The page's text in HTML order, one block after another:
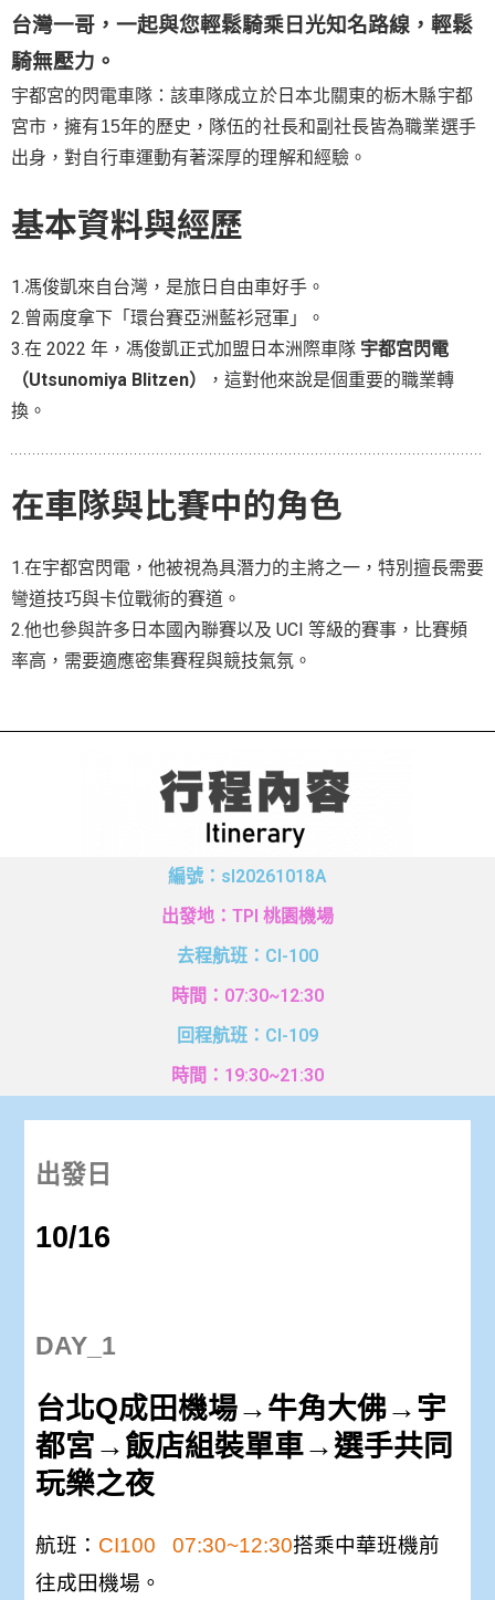
台灣一哥，一起與您輕鬆騎乘日光知名路線，輕鬆
騎無壓力。
宇都宮的閃電車隊： 該車隊成立於日本北關東的栃木縣宇都
宮市，擁有15年的歷史， 隊伍的社長和副社長皆為職業選手
出身，對自行車運動有著深厚的理解和經驗。
基本資料與經歷
1.馮俊凱來自台灣，是旅日自由車好手。
2.曾兩度拿下「環台賽亞洲藍衫冠軍」。
3.在 2022 年，馮俊凱正式加盟日本洲際車隊 宇都宮閃電
（Utsunomiya Blitzen）
，這對他來說是個重要的職業轉
換。
在車隊與比賽中的角色
1.在宇都宮閃電，他被視為具潛力的主將之一，特別擅長需要
彎道技巧與卡位戰術的賽道。
2.他也參與許多日本國內聯賽以及 UCI 等級的賽事，比賽頻
率高，需要適應密集賽程與競技氣氛。
編號：sl20261018A
出發地：TPI 桃園機場
去程航班：CI-100
時間：07:30~12:30
回程航班：CI-109
時間：19:30~21:30
出發日
10/16
DAY_1
台北Q成田機場→牛角大佛→宇
都宮→飯店組裝單車→選手共同
玩樂之夜
航班： CI100 07:30~12:30搭乘中華班機前
往成田機場。